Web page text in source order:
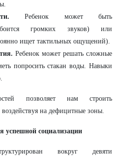
Ребенок может быть
(боится громких звуков) или
ищет тактильных ощущений).
Ребенок может решать сложные
попросить стакан воды. Навыки
позволяет нам строить
на дефицитные зоны.
успешной социализации
вокруг девяти